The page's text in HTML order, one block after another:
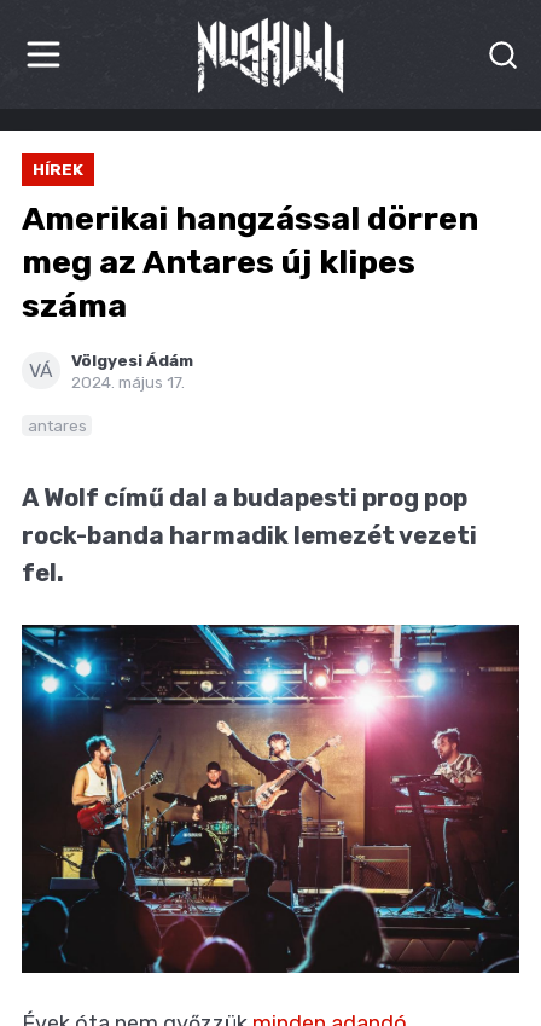
HÍREK
KRITIKÁK
BESZÁMOLÓK
INTERJÚK
PREMIEREK
BLOG
HÍREK
Amerikai hangzással dörren
meg az Antares új klipes
száma
VÁ
Völgyesi Ádám
2024. május 17.
antares
A Wolf című dal a budapesti prog pop
rock-banda harmadik lemezét vezeti
fel.